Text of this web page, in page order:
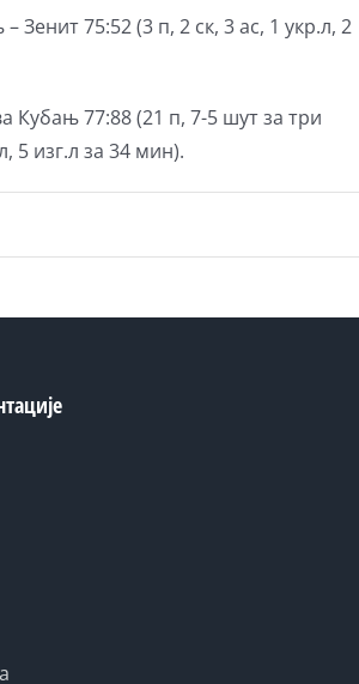
Зенит 75:52 (3 п, 2 ск, 3 ас, 1 укр.л, 2
Кубањ 77:88 (21 п, 7-5 шут за три
5 изг.л за 34 мин).